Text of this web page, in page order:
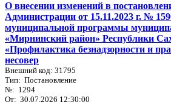
О внесении изменений в
Администрации от 15.11.2023 г. №
муниципальной программы
«Мирнинский район» Республики
«Профилактика безнадзорности и
несовер
Внешний код: 31795
Тип: Постановление
№: 1294
От: 30.07.2026 12:30:00